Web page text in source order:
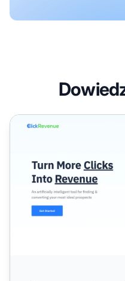
Program partnerski